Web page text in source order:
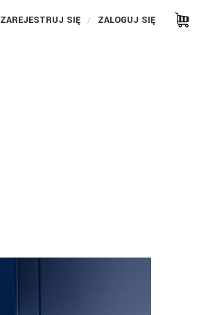
ZAREJESTRUJ SIĘ ZALOGUJ SIĘ